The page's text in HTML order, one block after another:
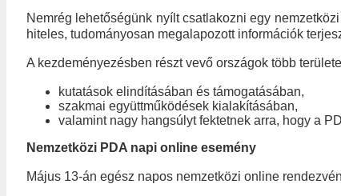
Nemrég lehetőségünk nyílt csatlakozni egy
hiteles, tudományosan megalapozott információk
A kezdeményezésben részt vevő országok több
kutatások elindításában és támogatásában,
szakmai együttműködések kialakításában,
valamint nagy hangsúlyt fektetnek arra, hogy a
Nemzetközi PDA napi online esemény
Május 13-án egész napos nemzetközi online